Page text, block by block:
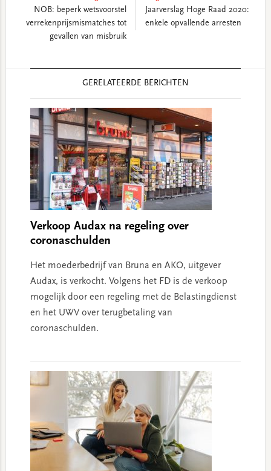
NOB: beperk wetsvoorstel
verrekenprijsmismatches tot
gevallen van misbruik
Jaarverslag Hoge Raad 2020:
enkele opvallende arresten
GERELATEERDE BERICHTEN
Verkoop Audax na regeling over
coronaschulden
Het moederbedrijf van Bruna en AKO, uitgever
Audax, is verkocht. Volgens het FD is de verkoop
mogelijk door een regeling met de Belastingdienst
en het UWV over terugbetaling van
coronaschulden.